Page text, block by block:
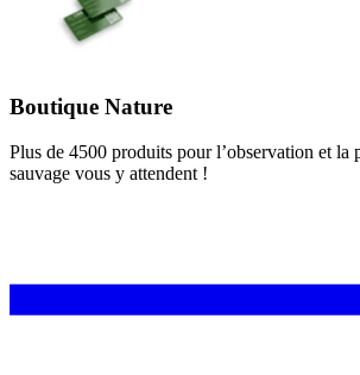
Boutique Nature
Plus de 4500 produits pour l’observation et la
sauvage vous y attendent !